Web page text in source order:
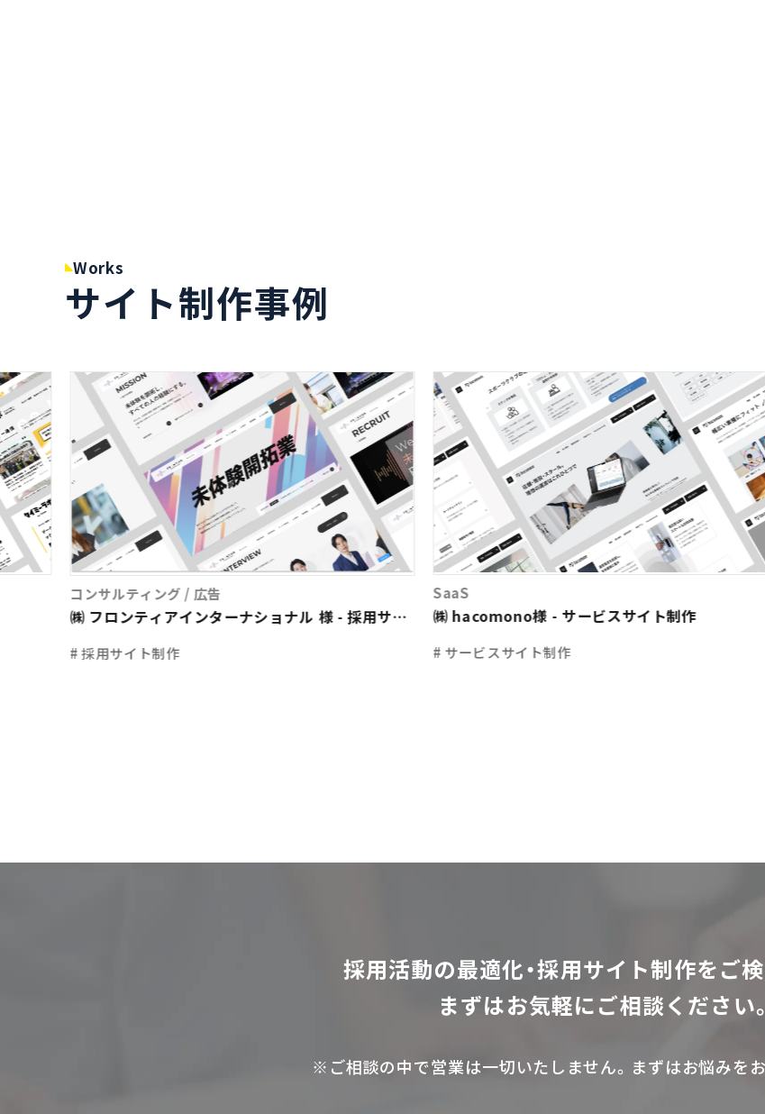
Works
サイト制作事例
コンサルティング / 広告
㈱ フロンティアインターナショナル 様 - 採用サイ
# 採用サイト制作
SaaS
㈱ hacomono様 - サービスサイト制作
# サービスサイト制作
採用活動の最適化・採用サイト制作をご検
まずはお気軽にご相談ください。
※ご相談の中で営業は一切いたしません。まずはお悩みを